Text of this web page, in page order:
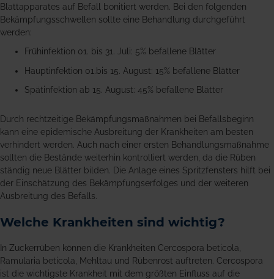
Blattapparates auf Befall bonitiert werden. Bei den folgenden
Bekämpfungsschwellen sollte eine Behandlung durchgeführt
werden:
Frühinfektion 01. bis 31. Juli: 5% befallene Blätter
Hauptinfektion 01.bis 15. August: 15% befallene Blätter
Spätinfektion ab 15. August: 45% befallene Blätter
Durch rechtzeitige Bekämpfungsmaßnahmen bei Befallsbeginn
kann eine epidemische Ausbreitung der Krankheiten am besten
verhindert werden. Auch nach einer ersten Behandlungsmaßnahme
sollten die Bestände weiterhin kontrolliert werden, da die Rüben
ständig neue Blätter bilden. Die Anlage eines Spritzfensters hilft bei
der Einschätzung des Bekämpfungserfolges und der weiteren
Ausbreitung des Befalls.
Welche Krankheiten sind wichtig?
In Zuckerrüben können die Krankheiten Cercospora beticola,
Ramularia beticola, Mehltau und Rübenrost auftreten. Cercospora
ist die wichtigste Krankheit mit dem größten Einfluss auf die